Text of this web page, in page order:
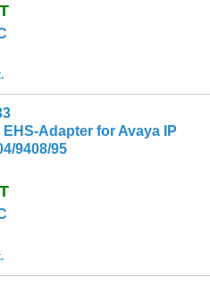
Adapter for Avaya IP
9408/95